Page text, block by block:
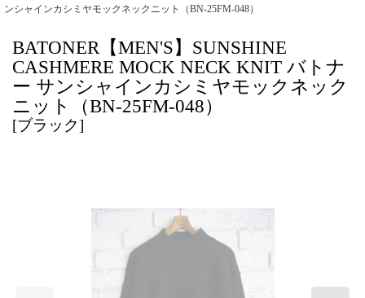
ンシャインカシミヤモックネックニット（BN-25FM-048）
BATONER【MEN'S】SUNSHINE
CASHMERE MOCK NECK KNIT バトナ
ー サンシャインカシミヤモックネック
ニット（BN-25FM-048）
[ブラック]